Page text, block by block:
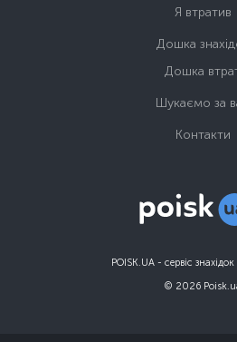
POISK.UA - сервіс
© 2026
Я втратив
Дошка
Дошка
Шукаємо за
Контакти